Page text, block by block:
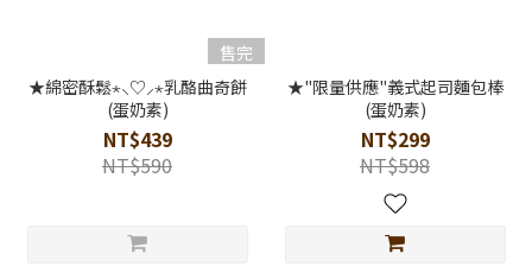
售完
★綿密酥鬆⋆⸜♡⸝‍⋆乳酪曲奇餅
(蛋奶素)
NT$439
NT$590
★"限量供應"義式起司麵包棒
(蛋奶素)
NT$299
NT$598